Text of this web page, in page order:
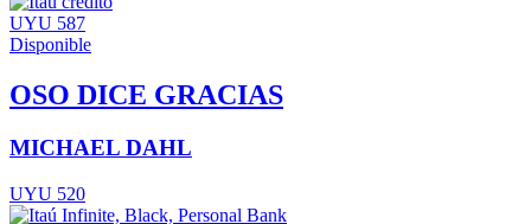
UYU 587
Disponible
OSO DICE GRACIAS
MICHAEL DAHL
UYU 520